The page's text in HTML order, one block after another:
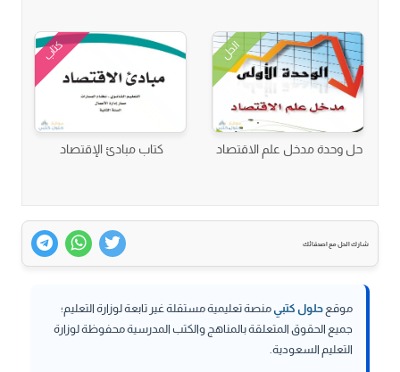
الحل
حل وحدة مدخل علم الاقتصاد
كتاب
كتاب مبادئ الإقتصاد
شارك الحل مع اصدقائك
موقع حلول كتبيمنصة تعليمية مستقلة غير تابعة لوزارة التعليم؛
جميع الحقوق المتعلقة بالمناهج والكتب المدرسية محفوظة لوزارة
التعليم السعودية.